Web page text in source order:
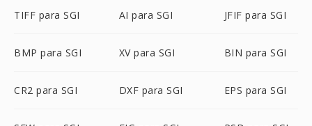
TIFF para SGI AI para SGI JFIF para SGI
BMP para SGI XV para SGI BIN para SGI
CR2 para SGI DXF para SGI EPS para SGI